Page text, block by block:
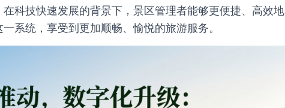
科技快速发展的背景下，景区管理者能够更便捷、高效地
系统，享受到更加顺畅、愉悦的旅游服务。